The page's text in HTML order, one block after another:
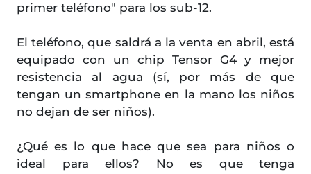
primer teléfono" para los sub-12.
El teléfono, que saldrá a la venta en abril, está
equipado con un chip Tensor G4 y mejor
resistencia al agua (sí, por más de que
tengan un smartphone en la mano los niños
no dejan de ser niños).
¿Qué es lo que hace que sea para niños o
ideal para ellos? No es que tenga